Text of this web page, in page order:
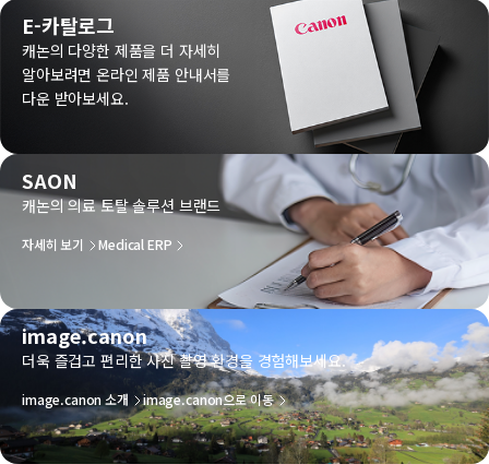
E-카탈로그
캐논의 다양한 제품을 더 자세히
알아보려면 온라인 제품 안내서를
다운 받아보세요.
SAON
캐논의 의료 토탈 솔루션 브랜드
자세히 보기 Medical ERP
image.canon
더욱 즐겁고 편리한 사진 촬영 환경을 경험해보세요.
image.canon 소개 image.canon으로 이동